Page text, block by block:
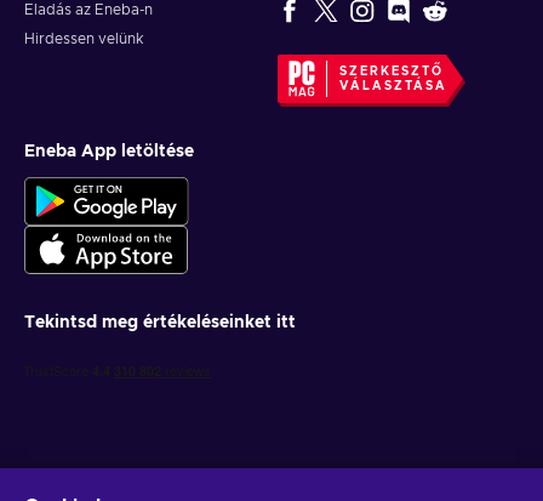
Eladás az Eneba-n
Hirdessen velünk
SZERKESZTŐ
VÁLASZTÁSA
Eneba App letöltése
Tekintsd meg értékeléseinket itt